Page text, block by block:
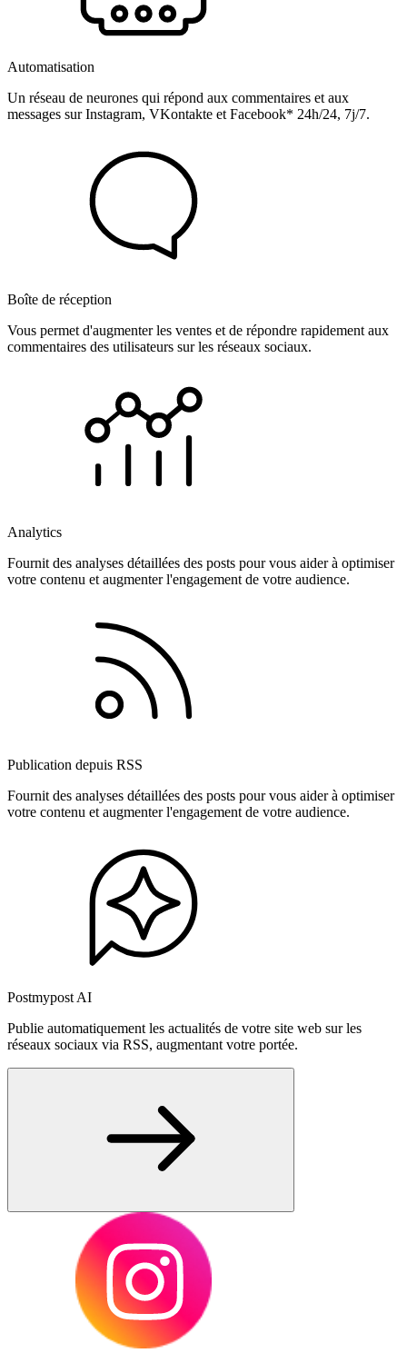
Automatisation
Un réseau de neurones qui répond aux commentaires et aux
messages sur Instagram, VKontakte et Facebook* 24h/24, 7j/7.
Boîte de réception
Vous permet d'augmenter les ventes et de répondre rapidement aux
commentaires des utilisateurs sur les réseaux sociaux.
Analytics
Fournit des analyses détaillées des posts pour vous aider à optimiser
votre contenu et augmenter l'engagement de votre audience.
Publication depuis RSS
Fournit des analyses détaillées des posts pour vous aider à optimiser
votre contenu et augmenter l'engagement de votre audience.
Postmypost AI
Publie automatiquement les actualités de votre site web sur les
réseaux sociaux via RSS, augmentant votre portée.